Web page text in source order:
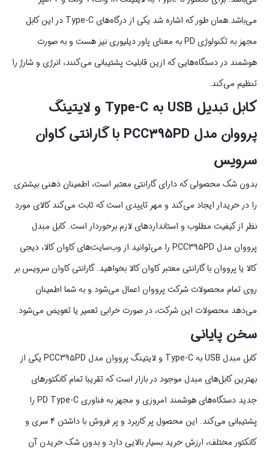
می‌باشد.همان طور که اشاره شد یکی از درگاه‌های Type-C در این کابل
مجهز به تکنولوژی PD به معنای پاور دیلیوری نیز هست و به صورت
هوشمند در دستگاه‌هایی که ازین قابلیت پشتیبانی می‌کنند، انرژی و شارژ را
تنظیم می‌کند.
کابل تبدیل USB به Type-C و لایتینگ
پرووان مدل PCC395PD با گارانتی کاوان
سرویس
بدون شک محصولی که دارای گارانتی معتبر است، اطمینان ذهنی بیشتری
را در خریدار ایجاد می‌کند و مهر تاییدی است که ثابت می‌کند کالای مورد
نظر از کیفیت مطلوب و استانداردهای لازم برخوردار است. کابل مبدل
پرووان مدل PCC395PD را می‌توانید از وب‌سایت‌های کاوان کالا، دیجی
کالا یا پرووان با گارانتی معتبر کاوان کالا بخواهید. گارانتی کاوان سرویس بر
روی تمام محصولات شرکت پرووان اعمال می‌شود و به شما اطمینان
می‌دهد محصولات این شرکت، در صورت خرابی تعمیر یا تعویض می‌شود.
سخن پایانی
کابل مبدل USB به Type-C و لایتینگ پرووان مدل PCC395PD یکی از
بهترین کابل‌های مبدل موجود در بازار است که تقریبا تمام کانکتورهای
جدید دستگاه‌های هوشمند امروزی و مجهز به فناوری PD Type-C را
پشتیبانی می‌کند. این محصول پر کاربرد و پر فروش با داشتن 4 سری و
کانکتور مختلف، ارزش خرید بسیار بالایی دارد و بدون شک خریدن آن